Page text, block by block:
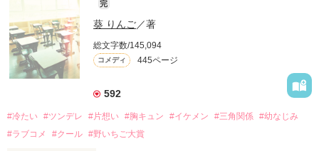
完
葵 りんご／著
総文字数/145,094
コメディ 445ページ
592
#冷たい #ツンデレ #片想い #胸キュン #イケメン #三角関係 #幼なじみ
#ラブコメ
#クール #野いちご大賞